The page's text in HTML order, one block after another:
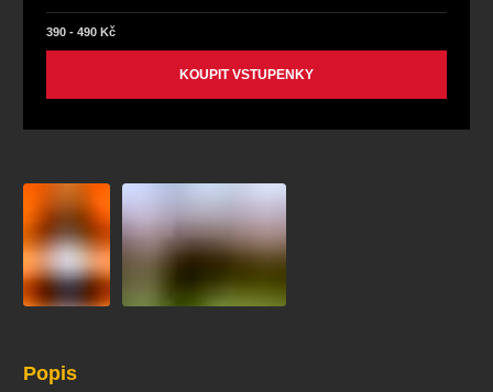
390 - 490 Kč
KOUPIT VSTUPENKY
Popis